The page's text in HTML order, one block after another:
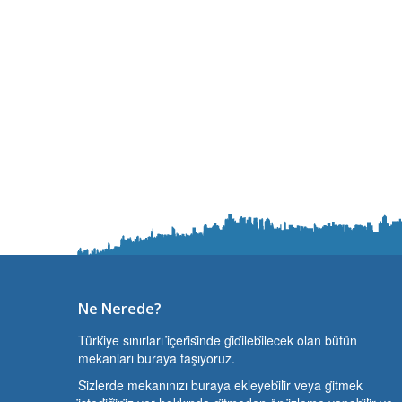
Ne Nerede?
Türki̇ye sınırları i̇çeri̇si̇nde gi̇di̇lebi̇lecek olan bütün
mekanları buraya taşıyoruz.
Si̇zlerde mekanınızı buraya ekleyebi̇li̇r veya gi̇tmek